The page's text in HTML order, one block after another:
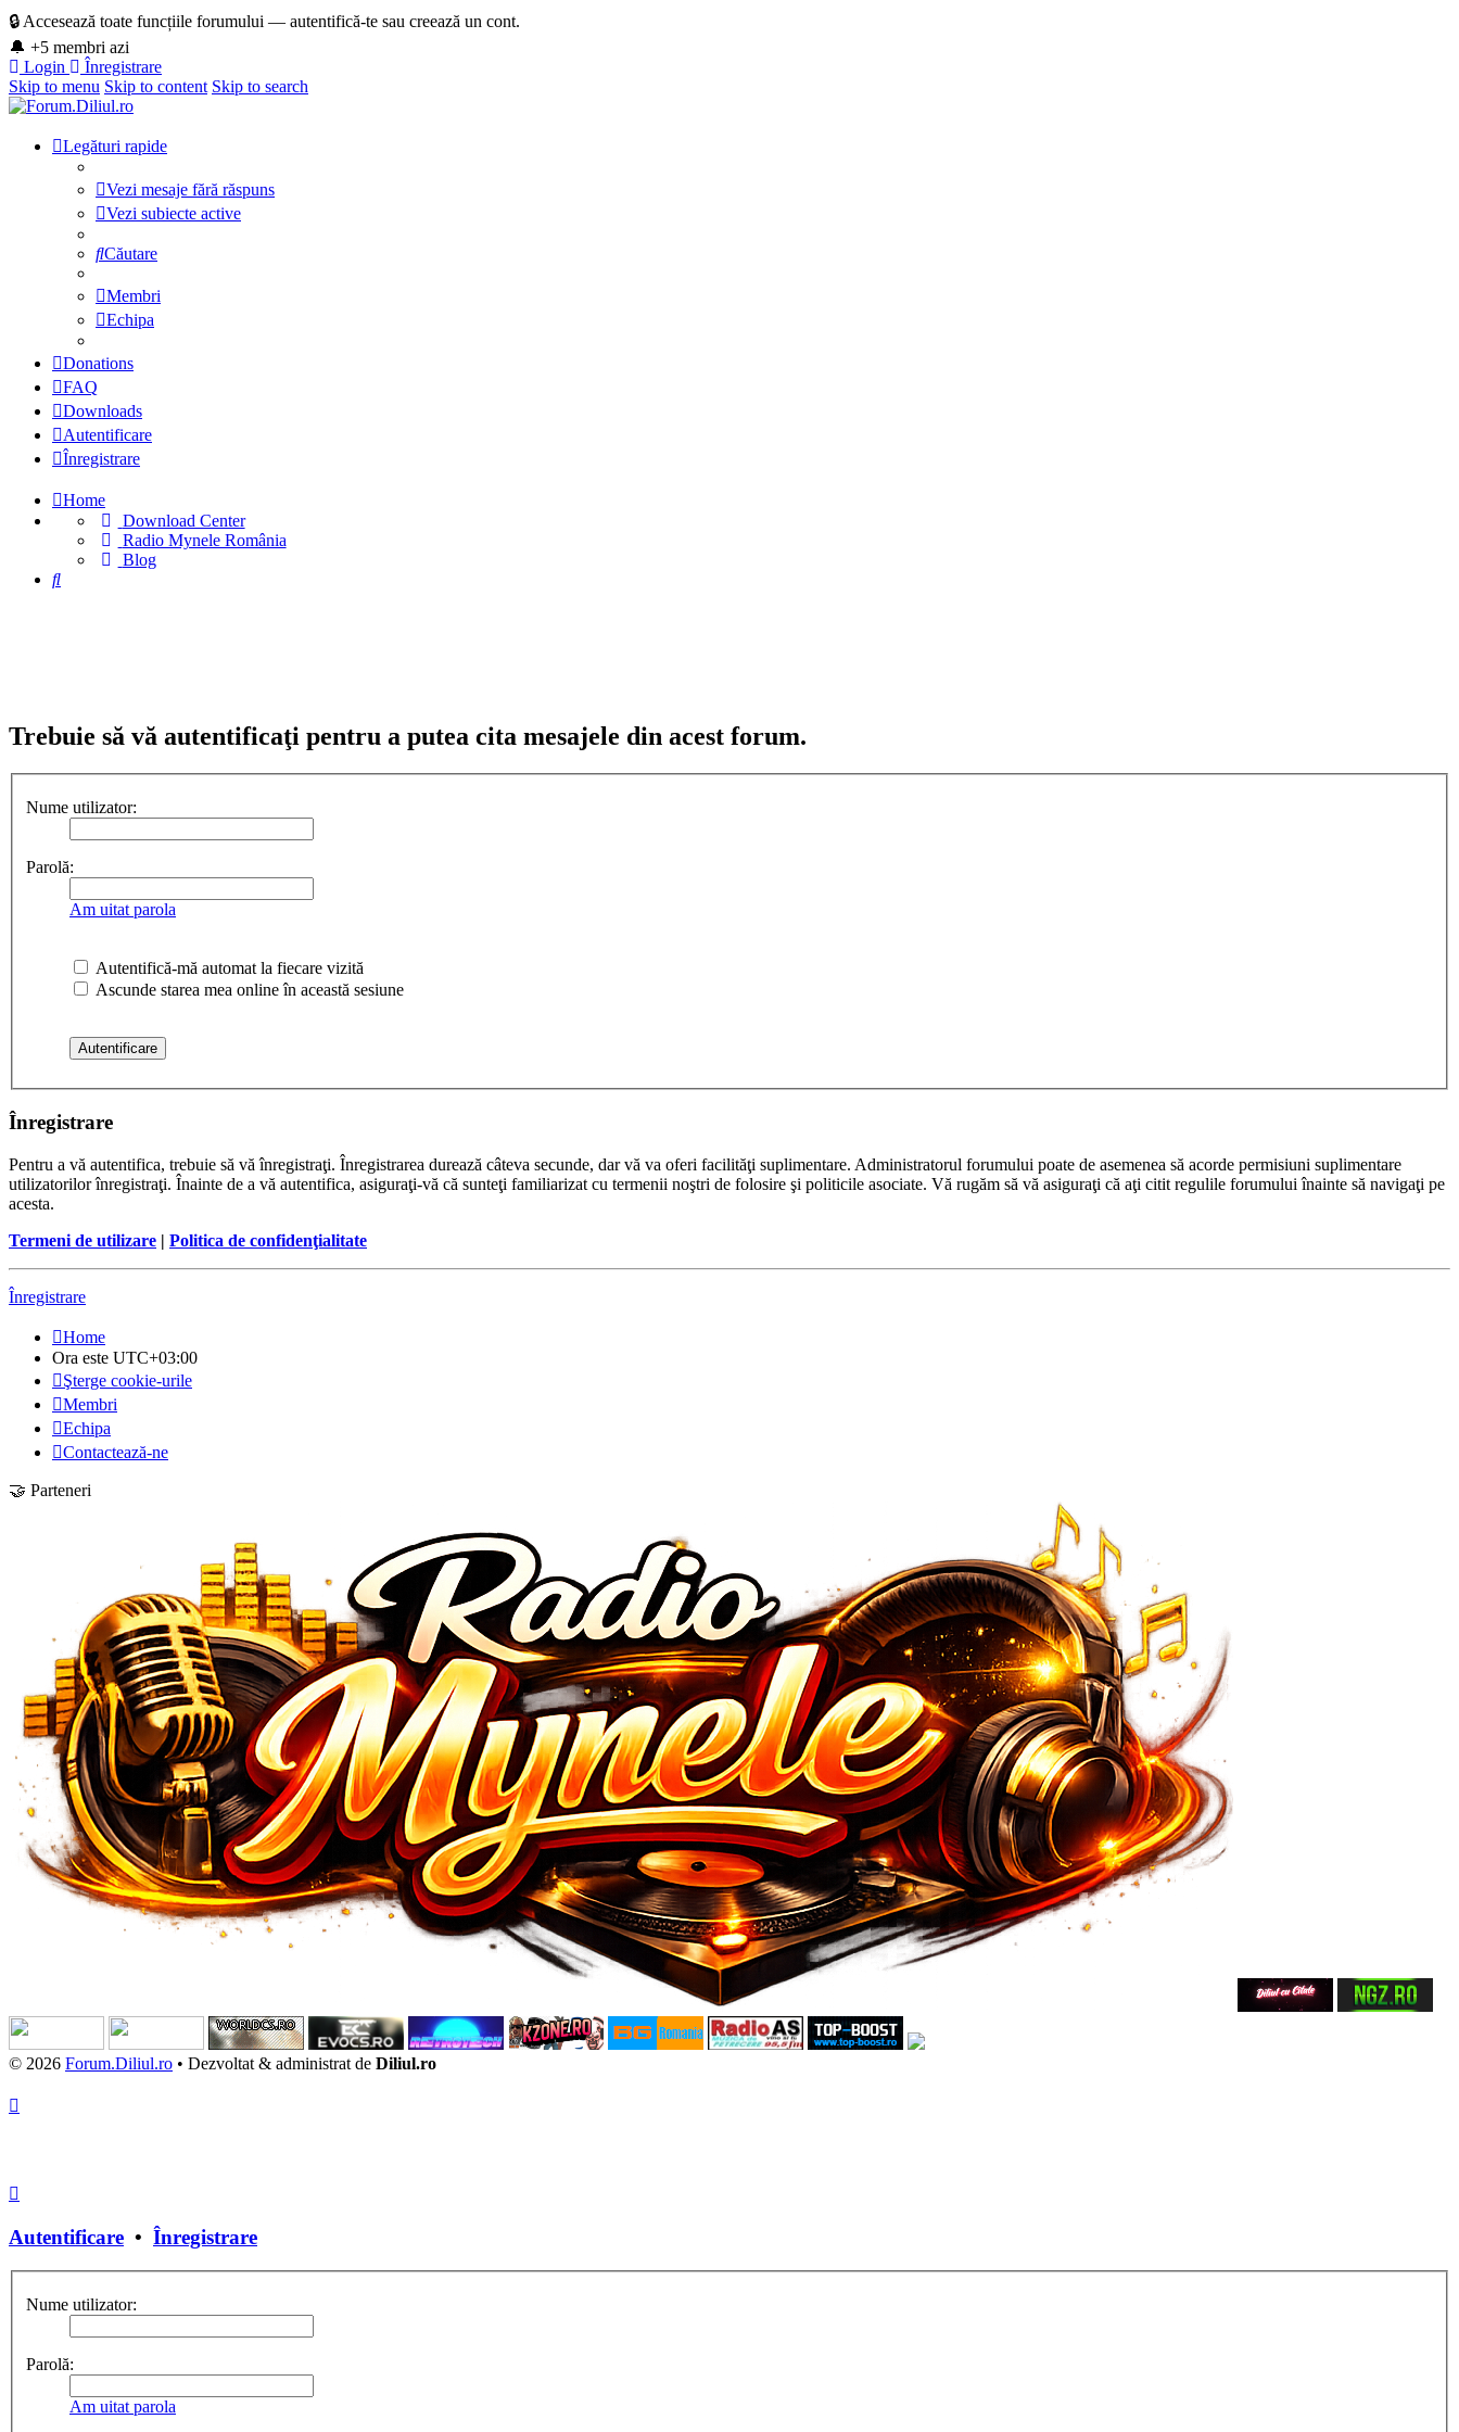
🔒 Accesează toate funcțiile forumului — autentifică-te sau creează un cont.
🔔 +5 membri azi
Login
Înregistrare
Skip to menu Skip to content Skip to search
Legături rapide
Vezi mesaje fără răspuns
Vezi subiecte active
Căutare
Membri
Echipa
Donations
FAQ
Downloads
Autentificare
Înregistrare
Home
Download Center
Radio Mynele România(Opens
Blog(Opens
Căutare
Trebuie să vă autentificaţi pentru a putea cita mesajele din acest forum.
Nume utilizator:
Parolă:
Am uitat parola
Autentifică-mă automat la fiecare vizită
Ascunde starea mea online în această sesiune
Înregistrare
Pentru a vă autentifica, trebuie să vă înregistraţi. Înregistrarea durează câteva secunde, dar vă va oferi facilităţi suplimentare. Administratorul forumului poate de asemenea să acorde permisiuni suplimentare
utilizatorilor înregistraţi. Înainte de a vă autentifica, asiguraţi-vă că sunteţi familiarizat cu termenii noştri de folosire şi politicile asociate. Vă rugăm să vă asiguraţi că aţi citit regulile forumului înainte să navigaţi pe
acesta.
Termeni de utilizare | Politica de confidenţialitate
Înregistrare
Home
Ora este UTC+03:00
Şterge cookie-urile
Membri
Echipa
Contactează-ne
🤝 Parteneri
© 2026 Forum.Diliul.ro • Dezvoltat & administrat de Diliul.ro
Autentificare • Înregistrare
Nume utilizator:
Parolă:
Am uitat parola